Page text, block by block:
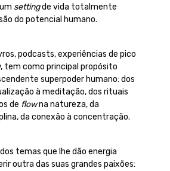
settingde vida totalmente
do potencial humano.
podcasts, experiências de pico
tem como principal propósito
superpoder humano: dos
à meditação, dos rituais
de flowna natureza, da
da conexão à concentração.
temas que lhe dão energia
outra das suas grandes paixões: